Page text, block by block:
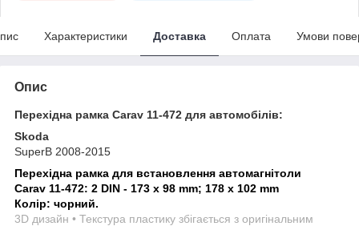
Характеристики Доставка Оплата Умови
Опис
Перехідна рамка Carav 11-472 для автомобілів:
Skoda
SuperB 2008-2015
Перехідна рамка для встановлення автомагнітоли
Carav 11-472: 2 DIN - 173 x 98 mm; 178 x 102 mm
Колір: чорний.
3D дизайн • Текстура пластику збігається з оригінальним